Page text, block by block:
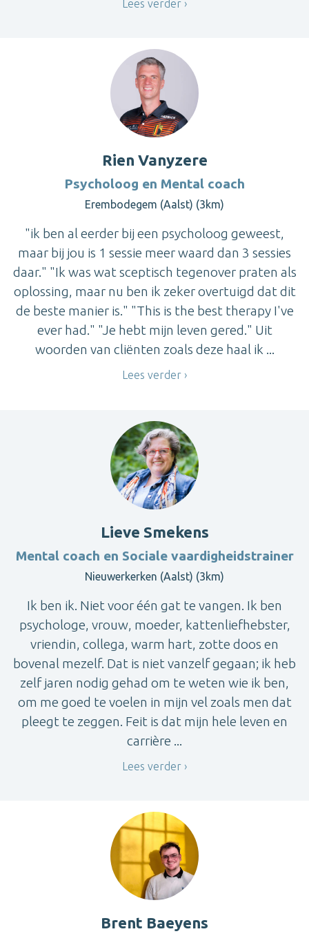
Lees verder
Rien Vanyzere
Psycholoog en Mental coach
Erembodegem (Aalst) (3km)
"ik ben al eerder bij een psycholoog geweest,
maar bij jou is 1 sessie meer waard dan 3 sessies
daar." "Ik was wat sceptisch tegenover praten als
oplossing, maar nu ben ik zeker overtuigd dat dit
de beste manier is." "This is the best therapy I've
ever had." "Je hebt mijn leven gered." Uit
woorden van cliënten zoals deze haal ik ...
Lees verder
Lieve Smekens
Mental coach en Sociale vaardigheidstrainer
Nieuwerkerken (Aalst) (3km)
Ik ben ik. Niet voor één gat te vangen. Ik ben
psychologe, vrouw, moeder, kattenliefhebster,
vriendin, collega, warm hart, zotte doos en
bovenal mezelf. Dat is niet vanzelf gegaan; ik heb
zelf jaren nodig gehad om te weten wie ik ben,
om me goed te voelen in mijn vel zoals men dat
pleegt te zeggen. Feit is dat mijn hele leven en
carrière ...
Lees verder
Brent Baeyens